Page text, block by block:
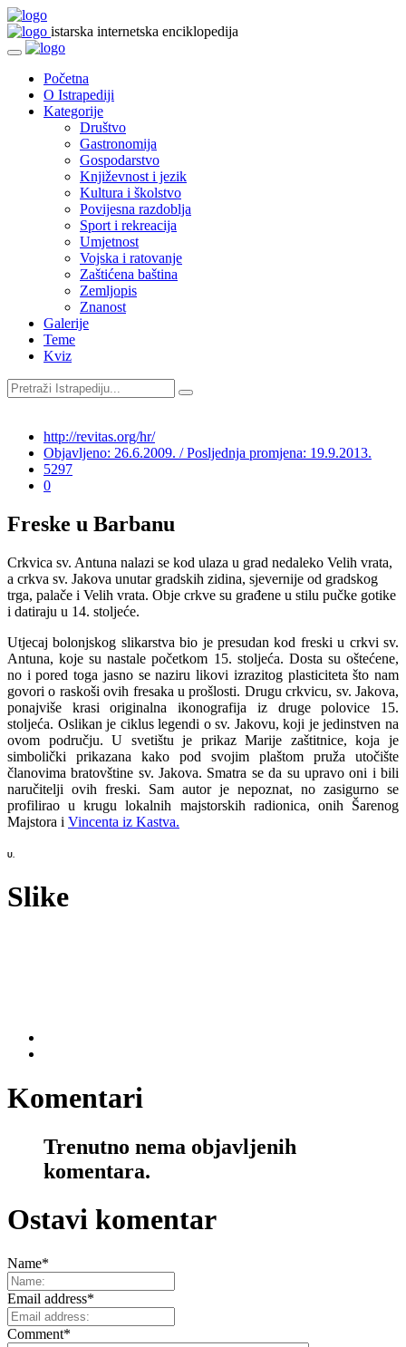
istarska internetska enciklopedija
Početna
O Istrapediji
Kategorije
Društvo
Gastronomija
Gospodarstvo
Književnost i jezik
Kultura i školstvo
Povijesna razdoblja
Sport i rekreacija
Umjetnost
Vojska i ratovanje
Zaštićena baština
Zemljopis
Znanost
Galerije
Teme
Kviz
http://revitas.org/hr/
Objavljeno: 26.6.2009. / Posljednja promjena: 19.9.2013.
5297
0
Freske u Barbanu
Crkvica sv. Antuna nalazi se kod ulaza u grad nedaleko Velih vrata,
a crkva sv. Jakova unutar gradskih zidina, sjevernije od gradskog
trga, palače i Velih vrata. Obje crkve su građene u stilu pučke gotike
i datiraju u 14. stoljeće.
Utjecaj bolonjskog slikarstva bio je presudan kod freski u crkvi sv.
Antuna, koje su nastale početkom 15. stoljeća. Dosta su oštećene,
no i pored toga jasno se naziru likovi izrazitog plasticiteta što nam
govori o raskoši ovih fresaka u prošlosti. Drugu crkvicu, sv. Jakova,
ponajviše krasi originalna ikonografija iz druge polovice 15.
stoljeća. Oslikan je ciklus legendi o sv. Jakovu, koji je jedinstven na
ovom području. U svetištu je prikaz Marije zaštitnice, koja je
simbolički prikazana kako pod svojim plaštom pruža utočište
članovima bratovštine sv. Jakova. Smatra se da su upravo oni i bili
naručitelji ovih freski. Sam autor je nepoznat, no zasigurno se
profilirao u krugu lokalnih majstorskih radionica, onih Šarenog
Majstora i Vincenta iz Kastva.
U.
Slike
Komentari
Trenutno nema objavljenih
komentara.
Ostavi komentar
Name*
Email address*
Comment*